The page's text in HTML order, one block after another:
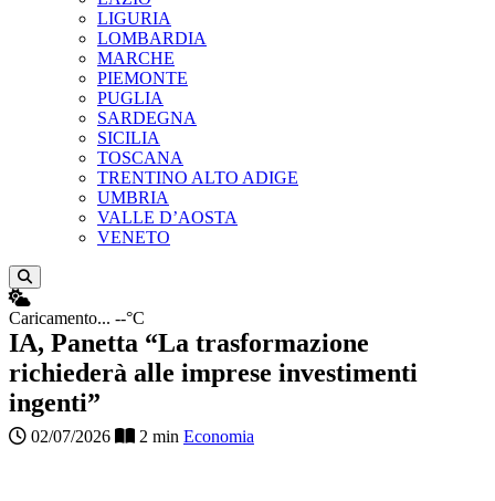
LIGURIA
LOMBARDIA
MARCHE
PIEMONTE
PUGLIA
SARDEGNA
SICILIA
TOSCANA
TRENTINO ALTO ADIGE
UMBRIA
VALLE D’AOSTA
VENETO
Apri ricerca
Caricamento... --°C
IA, Panetta “La trasformazione
richiederà alle imprese investimenti
ingenti”
02/07/2026 2 min Economia